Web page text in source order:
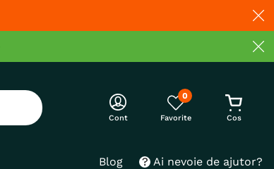
Cont
0
Blog Ai nevoie de ajutor?